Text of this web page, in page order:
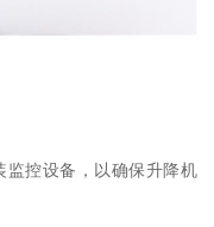
监控设备，以确保升降机